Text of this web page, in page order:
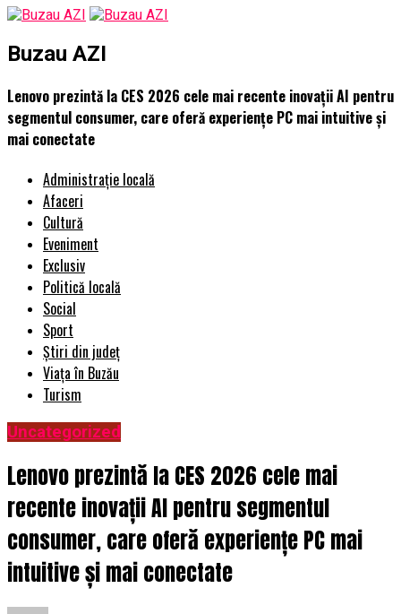
Buzau AZI
Lenovo prezintă la CES 2026 cele mai recente inovații AI pentru
segmentul consumer, care oferă experiențe PC mai intuitive și
mai conectate
Administrație locală
Afaceri
Cultură
Eveniment
Exclusiv
Politică locală
Social
Sport
Știri din județ
Viața în Buzău
Turism
Uncategorized
Lenovo prezintă la CES 2026 cele mai
recente inovații AI pentru segmentul
consumer, care oferă experiențe PC mai
intuitive și mai conectate